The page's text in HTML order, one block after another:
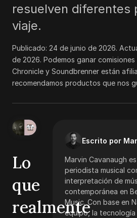
resuelven diferentes
viaje.
Publicado: 24 de junio de 2026.
de 2026. Podemos ganar
Chronicle y Soundbrenner están
recomendamos productos que nos
Escrito por
Marvin Cavanaugh
periodista musical
interpretación de
contemporánea en
Music. Con base en
equipo, la tecnología
Lo
que
realmente